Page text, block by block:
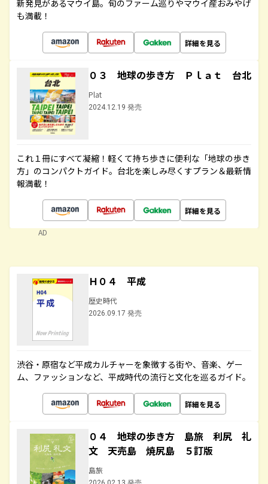
新発見があるマウイ島。旬のファーム巡りやマウイ産おみやげ
も満載！
詳細を見る
０３ 地球の歩き方 Ｐｌａｔ 台北
Plat
2024.12.19 発売
これ１冊にすべて凝縮！軽くて持ち歩きに便利な「地球の歩き
方」のコンパクトガイド。台北を楽しみ尽くすプラン＆最新情
報満載！
詳細を見る
AD
Ｈ０４ 平成
歴史時代
2026.09.17 発売
渋谷・原宿など平成カルチャーを象徴する街や、音楽、ゲー
ム、ファッションなど、平成時代の流行と文化を巡るガイド。
詳細を見る
０４ 地球の歩き方 島旅 利尻 礼
文 天売島 焼尻島 ５訂版
島旅